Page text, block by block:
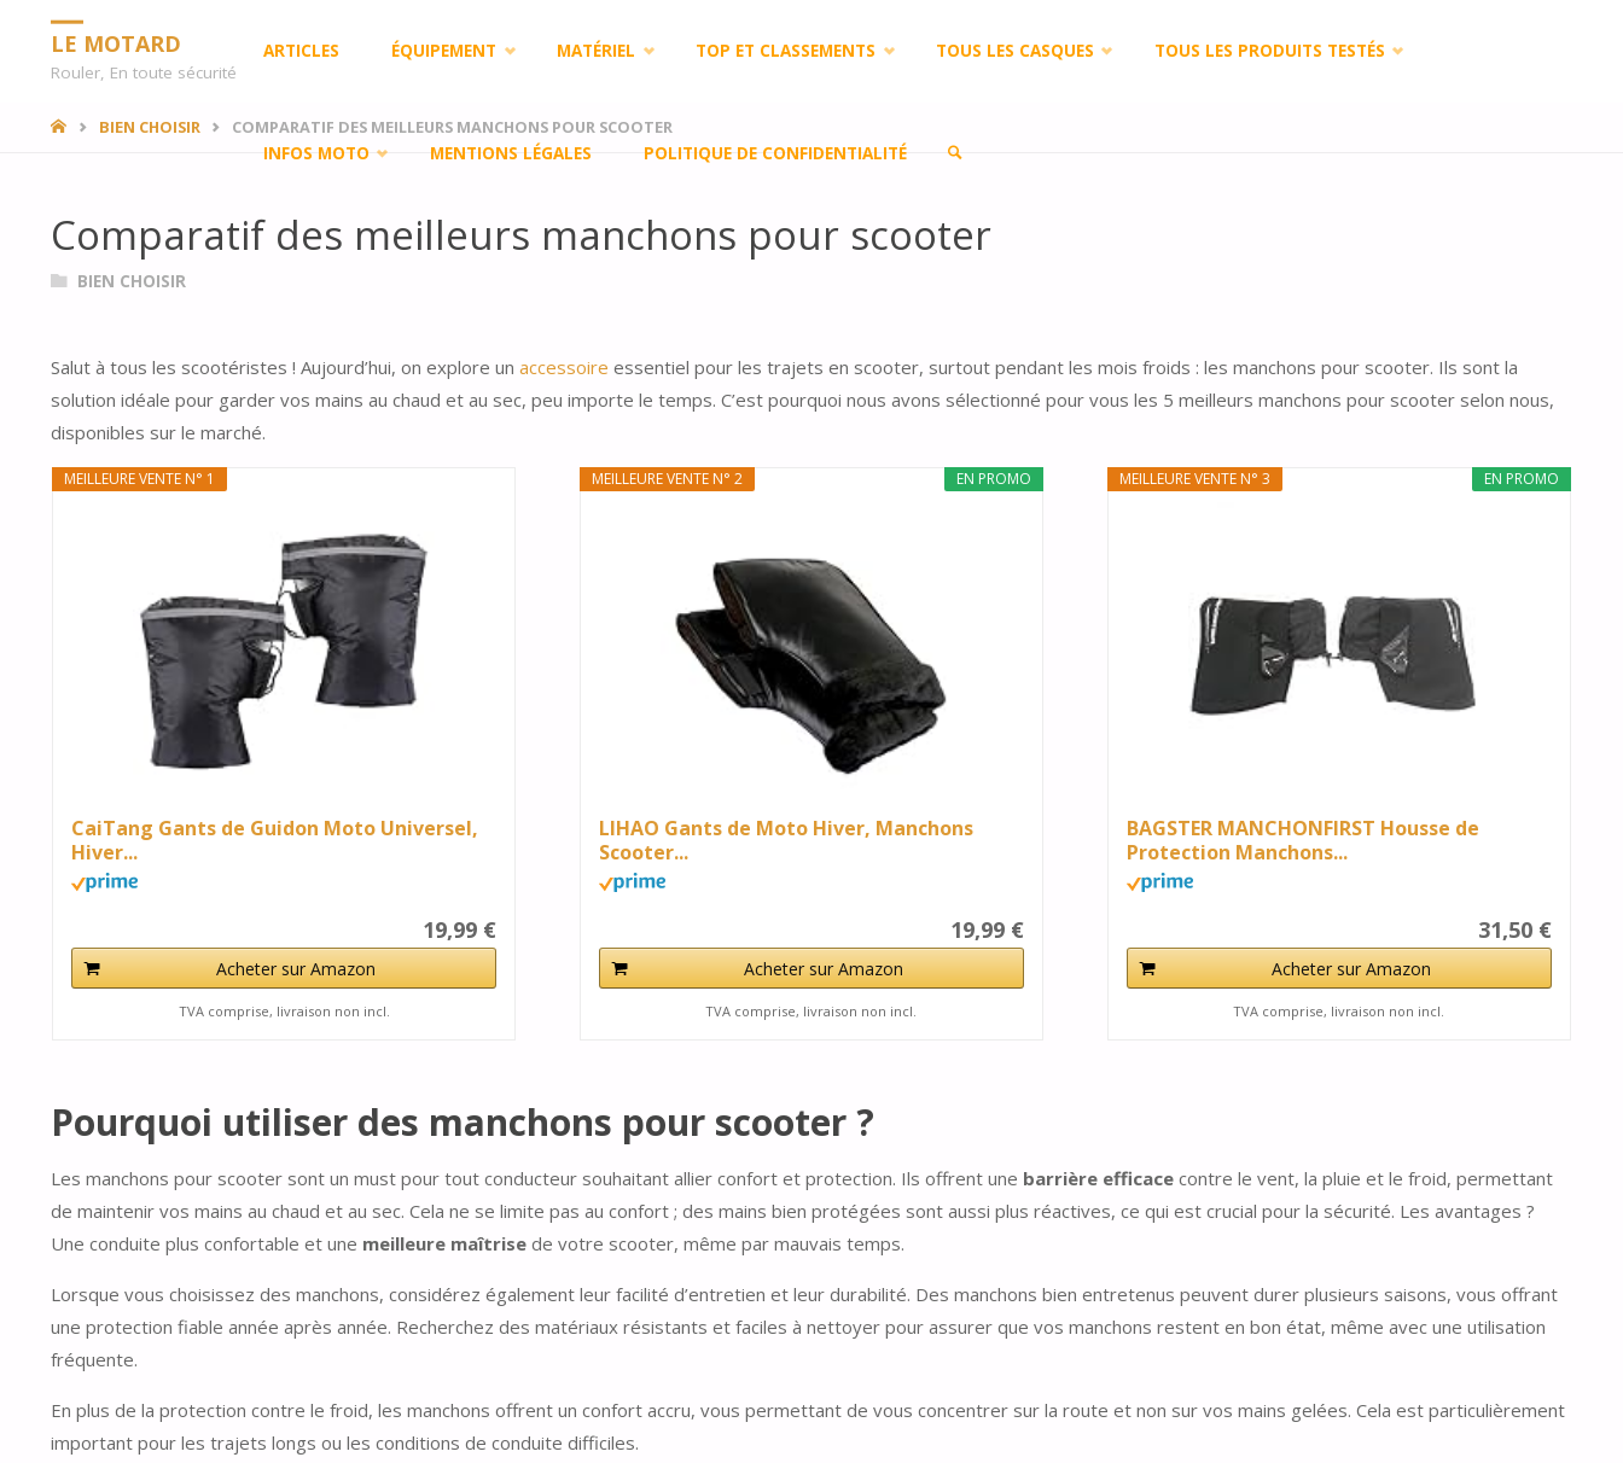
LE MOTARD
Rouler, En toute sécurité
content
ARTICLES ÉQUIPEMENT MATÉRIEL TOP ET CLASSEMENTS TOUS LES CASQUES TOUS LES PRODUITS TESTÉS
INFOS MOTO MENTIONS LÉGALES POLITIQUE DE CONFIDENTIALITÉ
SEARCH
HOMEBIEN CHOISIR COMPARATIF DES MEILLEURS MANCHONS POUR SCOOTER
Comparatif des meilleurs manchons pour scooter
BIEN CHOISIR
Salut à tous les scootéristes ! Aujourd’hui, on explore un accessoire essentiel pour les trajets en scooter, surtout pendant les mois froids : les manchons pour scooter. Ils sont la
solution idéale pour garder vos mains au chaud et au sec, peu importe le temps. C’est pourquoi nous avons sélectionné pour vous les 5 meilleurs manchons pour scooter selon nous,
disponibles sur le marché.
MEILLEURE VENTE N° 1
CaiTang Gants de Guidon Moto Universel,
Hiver...
19,99 €
Acheter sur Amazon
TVA comprise, livraison non incl.
EN PROMO
MEILLEURE VENTE N° 2
LIHAO Gants de Moto Hiver, Manchons
Scooter...
19,99 €
Acheter sur Amazon
TVA comprise, livraison non incl.
EN PROMO
MEILLEURE VENTE N° 3
BAGSTER MANCHONFIRST Housse de
Protection Manchons...
31,50 €
Acheter sur Amazon
TVA comprise, livraison non incl.
Pourquoi utiliser des manchons pour scooter ?
Les manchons pour scooter sont un must pour tout conducteur souhaitant allier confort et protection. Ils offrent une barrière efficace contre le vent, la pluie et le froid, permettant
de maintenir vos mains au chaud et au sec. Cela ne se limite pas au confort ; des mains bien protégées sont aussi plus réactives, ce qui est crucial pour la sécurité. Les avantages ?
Une conduite plus confortable et une meilleure maîtrise de votre scooter, même par mauvais temps.
Lorsque vous choisissez des manchons, considérez également leur facilité d’entretien et leur durabilité. Des manchons bien entretenus peuvent durer plusieurs saisons, vous offrant
une protection fiable année après année. Recherchez des matériaux résistants et faciles à nettoyer pour assurer que vos manchons restent en bon état, même avec une utilisation
fréquente.
En plus de la protection contre le froid, les manchons offrent un confort accru, vous permettant de vous concentrer sur la route et non sur vos mains gelées. Cela est particulièrement
important pour les trajets longs ou les conditions de conduite difficiles.